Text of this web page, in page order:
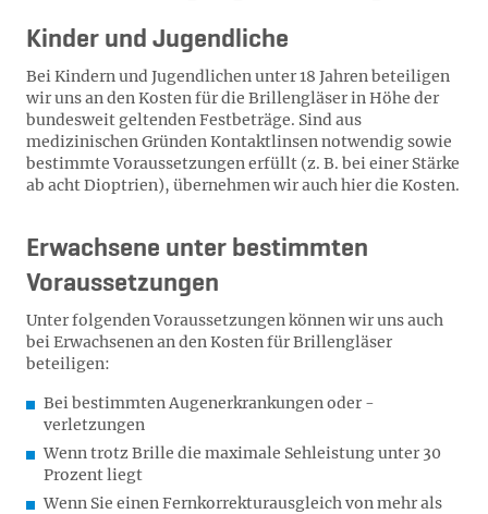
Kinder und Jugendliche
Bei Kindern und Jugendlichen unter 18 Jahren beteiligen
wir uns an den Kosten für die Brillengläser in Höhe der
bundesweit geltenden Festbeträge. Sind aus
medizinischen Gründen Kontaktlinsen notwendig sowie
bestimmte Voraussetzungen erfüllt (z. B. bei einer Stärke
ab acht Dioptrien), übernehmen wir auch hier die Kosten.
Erwachsene unter bestimmten
Voraussetzungen
Unter folgenden Voraussetzungen können wir uns auch
bei Erwachsenen an den Kosten für Brillengläser
beteiligen:
Bei bestimmten Augenerkrankungen oder -
verletzungen
Wenn trotz Brille die maximale Sehleistung unter 30
Prozent liegt
Wenn Sie einen Fernkorrekturausgleich von mehr als